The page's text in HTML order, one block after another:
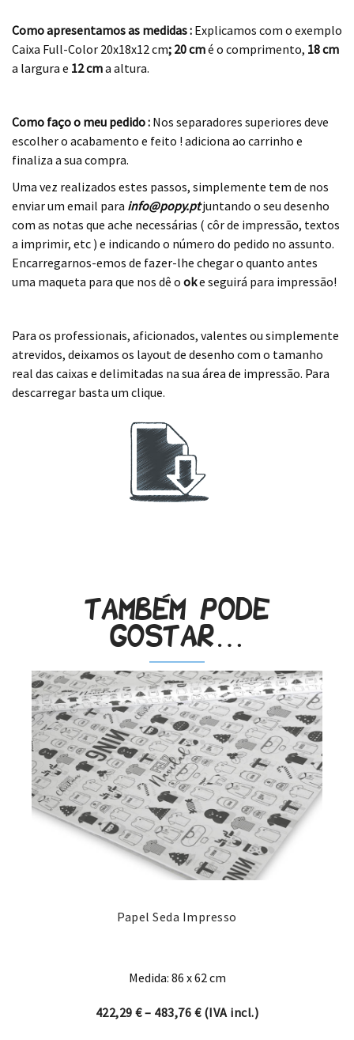
Como apresentamos as medidas : Explicamos com o exemplo
Caixa Full-Color 20x18x12 cm; 20 cmé o comprimento, 18 cm
a largura e 12 cma altura.
Como faço o meu pedido : Nos separadores superiores deve
escolher o acabamento e feito ! adiciona ao carrinho e
finaliza a sua compra.
Uma vez realizados estes passos, simplemente tem de nos
enviar um email para info@popy.ptjuntando o seu desenho
com as notas que ache necessárias ( côr de impressão, textos
a imprimir, etc ) e indicando o número do pedido no assunto.
Encarregarnos-emos de fazer-lhe chegar o quanto antes
uma maqueta para que nos dê o oke seguirá para impressão!
Para os professionais, aficionados, valentes ou simplemente
atrevidos, deixamos os layout de desenho com o tamanho
real das caixas e delimitadas na sua área de impressão. Para
descarregar basta um clique.
Também pode
gostar…
Papel Seda Impresso
Medida: 86 x 62 cm
422,29€– 483,76 €Price range: 422,29 €
(IVA incl.)